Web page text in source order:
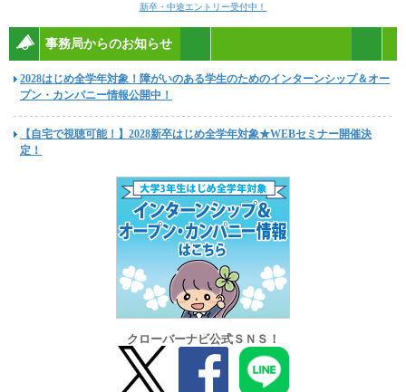
新卒・中途エントリー受付中！
事務局からのお知らせ
2028はじめ全学年対象！障がいのある学生のためのインターンシップ＆オー
プン・カンパニー情報公開中！
【自宅で視聴可能！】2028新卒はじめ全学年対象★WEBセミナー開催決
定！
クローバーナビ公式ＳＮＳ！